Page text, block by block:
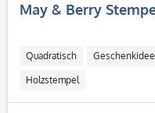
May & Berry
Quadratisch Geschenkidee
Holzstempel